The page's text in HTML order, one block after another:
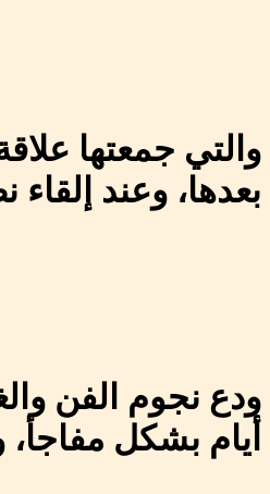
والتي جمعتها
بعدها، وعند
ودع نجوم الفن
أيام بشكل